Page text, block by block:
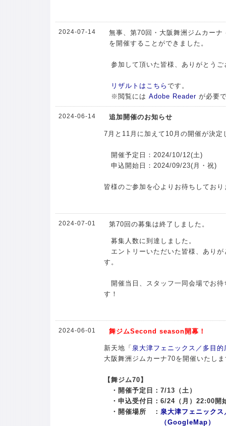
2024-07-14
無事、第70回・大阪舞洲ジムカーナ
を開催することができました。
参加して頂いた皆様、ありがとうご
リザルトはこちら です。
※閲覧には Adobe Reader が必要
2024-06-14 追加開催のお知らせ
7月と11月に加えて10月の開催が決定
開催予定日：2024/10/12(土)
申込開始日：2024/09/23(月・祝)
皆様のご参加を心よりお待ちしており
2024-07-01 第70回の募集は終了しました。
募集人数に到達しました。
エントリーいただいた皆様、ありが
す。
開催当日、スタッフ一同会場でお待
す！
2024-06-01 舞ジムSecond season開幕！
新天地「 泉大津フェニックス／多目的
大阪舞洲ジムカーナ70を開催いたし
【舞ジム70】
・開催予定日：7/13（土）
・申込受付日：6/24（月）22:00開
・開催場所 ： 泉大津フェニック
（GoogleMap）